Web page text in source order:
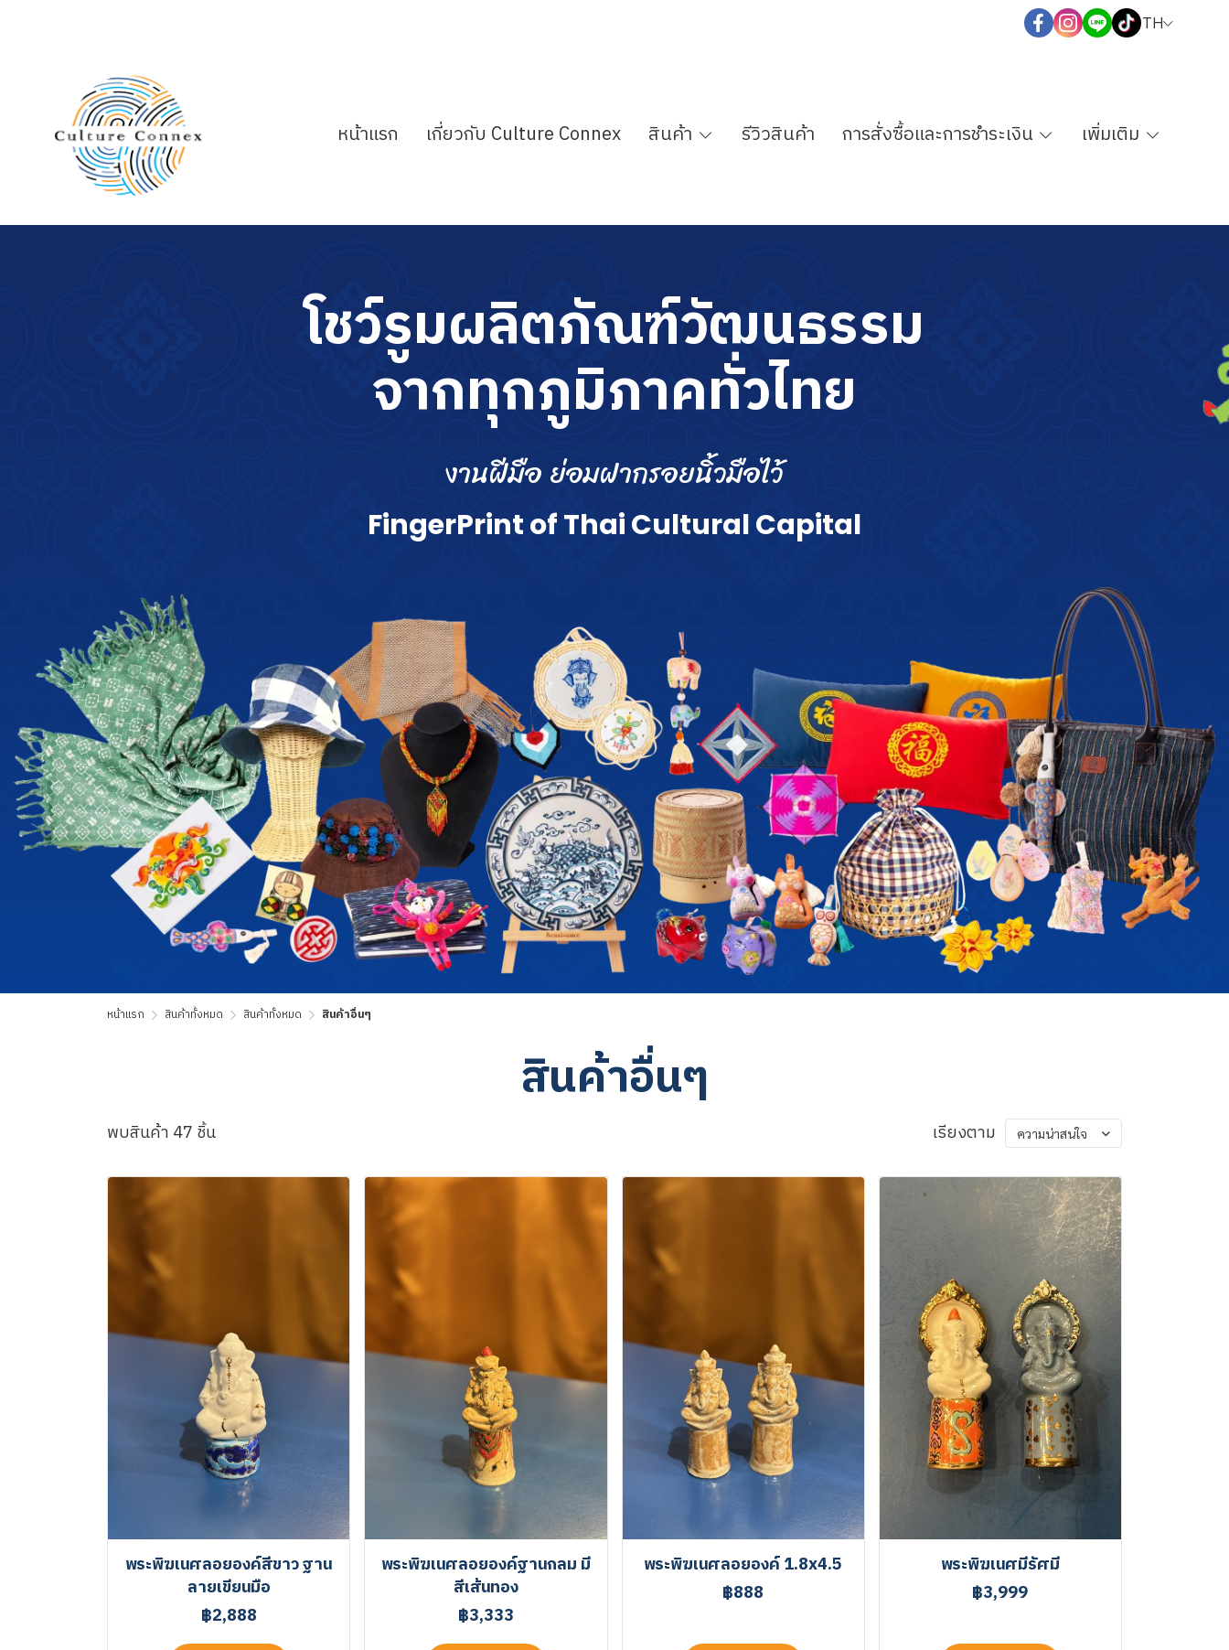
TH
หน้าแรก เกี่ยวกับ Culture Connex สินค้า รีวิวสินค้า การสั่งซื้อและการชำระเงิน เพิ่มเติม
โชว์รูมผลิตภัณฑ์วัฒนธรรม
จากทุกภูมิภาคทั่วไทย
งานฝีมือย่อมฝากรอยนิ้วมือไว้
FingerPrintofThaiCulturalCapital
หน้าแรก สินค้าทั้งหมด สินค้าทั้งหมด สินค้าอื่นๆ
สินค้าอื่นๆ
พบสินค้า 47 ชิ้น เรียงตาม ความน่าสนใจ
พระพิฆเนศลอยองค์สีขาว ฐาน
ลายเขียนมือ
฿2,888
พระพิฆเนศลอยองค์ฐานกลม มี
สีเส้นทอง
฿3,333
พระพิฆเนศลอยองค์ 1.8x4.5
฿888
พระพิฆเนศมีรัศมี
฿3,999